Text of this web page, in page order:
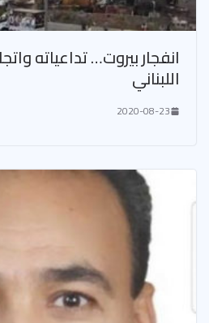
انفجار بيروت… تداعياته
اللبناني
2020-08-23